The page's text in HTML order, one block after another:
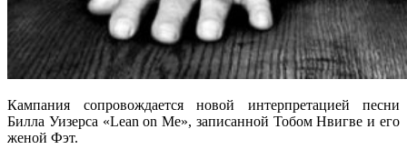
Кампания сопровождается новой интерпретацией песни
Билла Уизерса «Lean on Me», записанной Тобом Нвигве и его
женой Фэт.